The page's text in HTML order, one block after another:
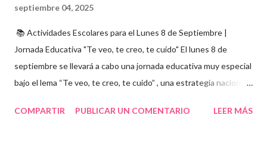
septiembre 04, 2025
📚 Actividades Escolares para el Lunes 8 de Septiembre |
Jornada Educativa "Te veo, te creo, te cuido" El lunes 8 de
septiembre se llevará a cabo una jornada educativa muy especial
bajo el lema “Te veo, te creo, te cuido” , una estrategia nacional
infantil , y promover la convivencia escolar armónica . Desde el
COMPARTIR PUBLICAR UN COMENTARIO LEER MÁS